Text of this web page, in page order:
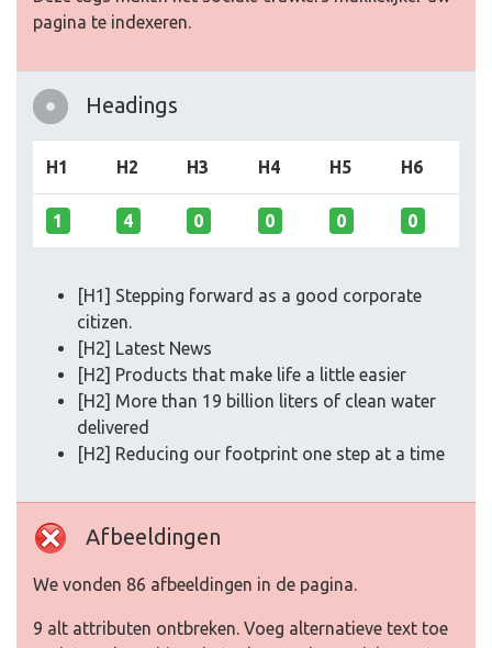
pagina te indexeren.
Headings
H1 H2 H3 H4 H5 H6
1 4 0 0 0 0
[H1] Stepping forward as a good corporate
citizen.
[H2] Latest News
[H2] Products that make life a little easier
[H2] More than 19 billion liters of clean water
delivered
[H2] Reducing our footprint one step at a time
Afbeeldingen
We vonden 86 afbeeldingen in de pagina.
9 alt attributen ontbreken. Voeg alternatieve text toe